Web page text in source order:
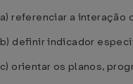
a) referenciar a interação
b) definir indicador
c) orientar os planos,